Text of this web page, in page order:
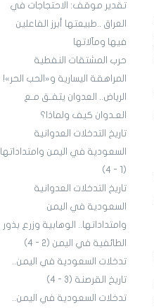
تقدير موقف: الاحتجاجات في
العراق ..طبيعتها أبرز الفاعلين
فيها ومآلاتها
حرب المشتقات النفطية
المراهقة اليسارية و«الحب الحر»!
الرياض.. العدوان يتفـق مـع
العـدوان كيف ولماذا؟
تاريخ التدخلات العدوانية
السعودية في اليمن وامتداداتها
(1 - 4)
تاريخ التدخلات العدوانية
السعودية في اليمن
وامتداداتها.. الوهابية وزرع بذور
الطائفية في اليمن (2 - 4)
تدخلات السعودية في اليمن..
تاريخ القرصنة (3 - 4)
تدخلات السعودية في اليمن..